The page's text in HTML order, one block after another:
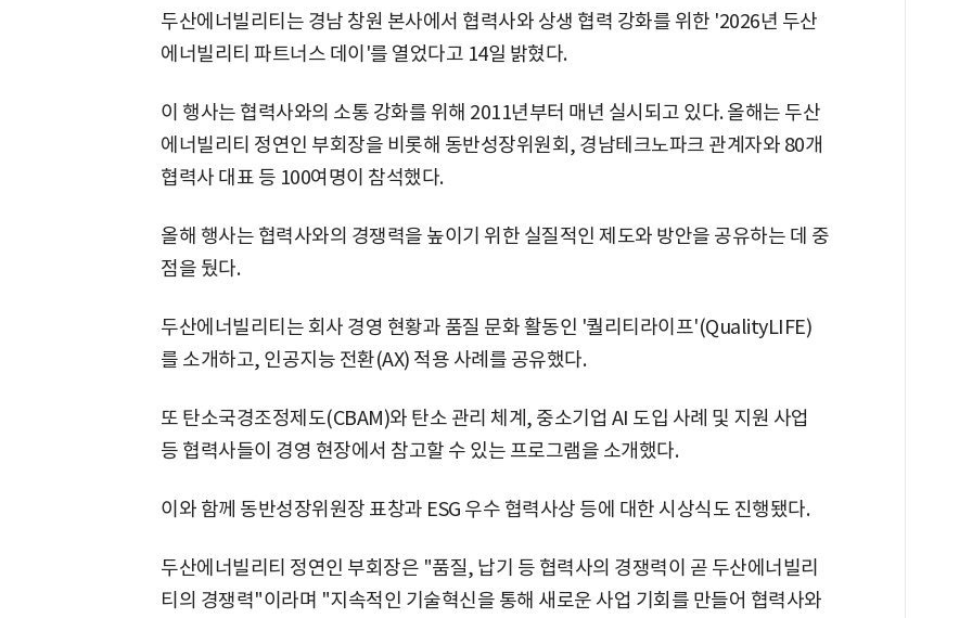
두산에너빌리티는 경남 창원 본사에서 협력사와 상생 협력 강화를 위한 '2026년 두산
에너빌리티 파트너스 데이'를 열었다고 14일 밝혔다.
이 행사는 협력사와의 소통 강화를 위해 2011년부터 매년 실시되고 있다. 올해는 두산
에너빌리티 정연인 부회장을 비롯해 동반성장위원회, 경남테크노파크 관계자와 80개
협력사 대표 등 100여명이 참석했다.
올해 행사는 협력사와의 경쟁력을 높이기 위한 실질적인 제도와 방안을 공유하는 데 중
점을 뒀다.
두산에너빌리티는 회사 경영 현황과 품질 문화 활동인 '퀄리티라이프'(QualityLIFE)
를 소개하고, 인공지능 전환(AX) 적용 사례를 공유했다.
또 탄소국경조정제도(CBAM)와 탄소 관리 체계, 중소기업 AI 도입 사례 및 지원 사업
등 협력사들이 경영 현장에서 참고할 수 있는 프로그램을 소개했다.
이와 함께 동반성장위원장 표창과 ESG 우수 협력사상 등에 대한 시상식도 진행됐다.
두산에너빌리티 정연인 부회장은 "품질, 납기 등 협력사의 경쟁력이 곧 두산에너빌리
티의 경쟁력"이라며 "지속적인 기술혁신을 통해 새로운 사업 기회를 만들어 협력사와